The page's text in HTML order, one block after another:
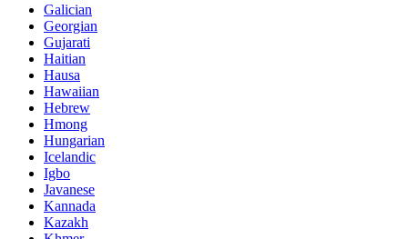
Galician
Georgian
Gujarati
Haitian
Hausa
Hawaiian
Hebrew
Hmong
Hungarian
Icelandic
Igbo
Javanese
Kannada
Kazakh